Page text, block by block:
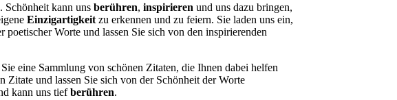
Schönheit kann uns berühren, inspirieren und uns dazu bringen,
Einzigartigkeit zu erkennen und zu feiern. Sie laden uns ein,
Worte und lassen Sie sich von den inspirierenden
eine Sammlung von schönen Zitaten, die Ihnen dabei helfen
Zitate und lassen Sie sich von der Schönheit der Worte
kann uns tiefberühren.